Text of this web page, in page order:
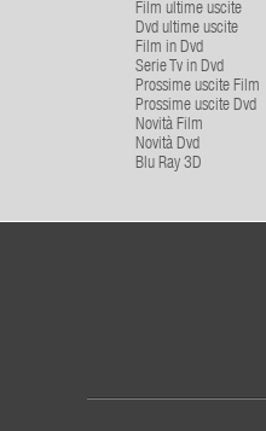
Film ultime uscite
Dvd ultime uscite
Film in Dvd
Serie Tv in Dvd
Prossime uscite Film
Prossime uscite Dvd
Novità Film
Novità Dvd
Blu Ray 3D